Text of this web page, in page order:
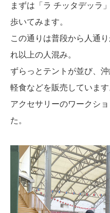
まずは「ラ チッタデッラ
歩いてみます。
この通りは普段から人通
れ以上の人混み。
ずらっとテントが並び、
軽食などを販売しています
アクセサリーのワークシ
た。